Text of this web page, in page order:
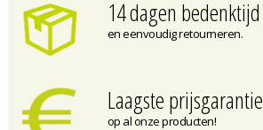
14 dagen bedenktijd
en eenvoudig retourneren.
Laagste prijsgarantie
op al onze producten!